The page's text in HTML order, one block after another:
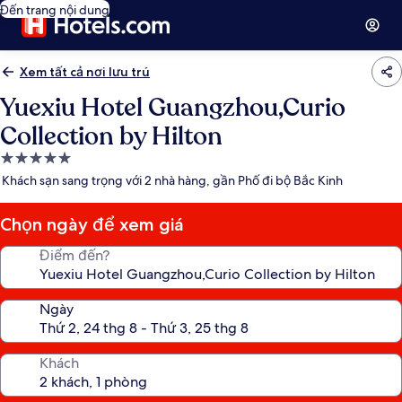
Đến trang nội dung
Xem tất cả nơi lưu trú
Yuexiu Hotel Guangzhou,Curio
Collection by Hilton
Nơi
lưu
5.0
sao
Khách sạn sang trọng với 2 nhà hàng, gần Phố đi bộ Bắc Kinh
Chọn ngày để xem giá
Điểm đến?
Ngày
Khách